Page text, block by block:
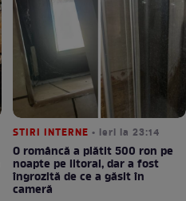
STIRI INTERNE • ieri la 23:14
O româncă a plătit 500 ron pe
noapte pe litoral, dar a fost
îngrozită de ce a găsit în
cameră